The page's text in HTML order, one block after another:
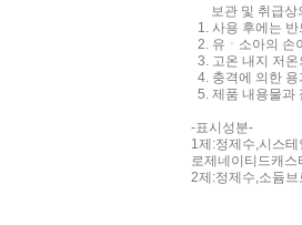
보관 및 취급상
1. 사용 후에는
2. 유ㆍ소아의 손
3. 고온 내지 저
4. 충격에 의한
5. 제품 내용물과
-표시성분-
1제:정제수,시스
로제네이티드캐
2제:정제수,소듐